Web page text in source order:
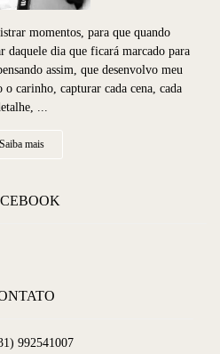
momentos, para que quando
daquele dia que ficará marcado para
assim, que desenvolvo meu
carinho, capturar cada cena, cada
...
Saiba mais
992541007